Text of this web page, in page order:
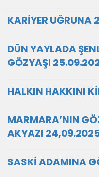
KARİYER
DÜN YAYLADA
GÖZYAŞI
HALKIN HAKKINI
MARMARA’NIN
AKYAZI
SASKİ ADAMINA